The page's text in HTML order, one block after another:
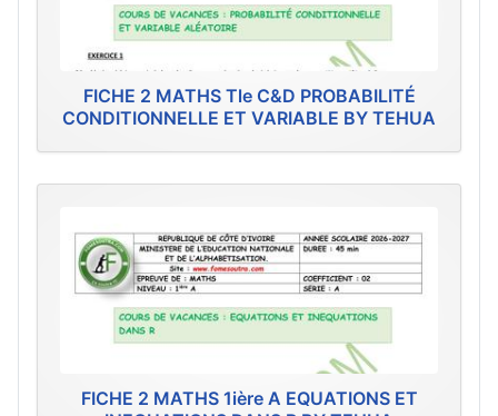
FICHE 2 MATHS Tle C&D PROBABILITÉ
CONDITIONNELLE ET VARIABLE BY TEHUA
FICHE 2 MATHS 1ière A EQUATIONS ET